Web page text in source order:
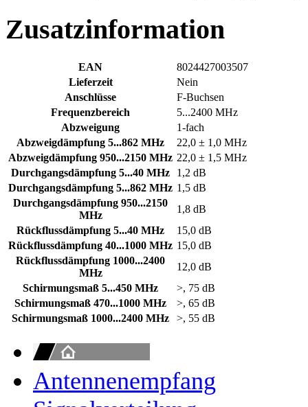
Zusatzinformation
EAN
8024427003507
Lieferzeit
Nein
Anschlüsse
F-Buchsen
Frequenzbereich
5...2400 MHz
Abzweigung
1-fach
Abzweigdämpfung 5...862 MHz
22,0 ± 1,0 MHz
Abzweigdämpfung 950...2150 MHz 22,0 ± 1,5 MHz
Durchgangsdämpfung 5...40 MHz
1,2 dB
Durchgangsdämpfung 5...862 MHz 1,5 dB
Durchgangsdämpfung 950...2150
MHz
1,8 dB
Rückflussdämpfung 5...40 MHz
15,0 dB
Rückflussdämpfung 40...1000 MHz 15,0 dB
Rückflussdämpfung 1000...2400
MHz
12,0 dB
Schirmungsmaß 5...450 MHz
>, 75 dB
Schirmungsmaß 470...1000 MHz
>, 65 dB
Schirmungsmaß 1000...2400 MHz
>, 55 dB
Antennenempfang